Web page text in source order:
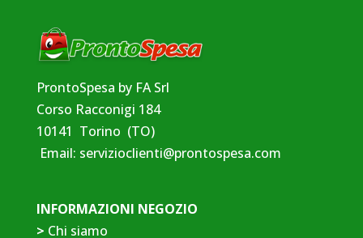
ProntoSpesa by FA Srl
Corso Racconigi 184
10141 Torino (TO)
Email: servizioclienti@prontospesa.com
INFORMAZIONI NEGOZIO
> Chi siamo